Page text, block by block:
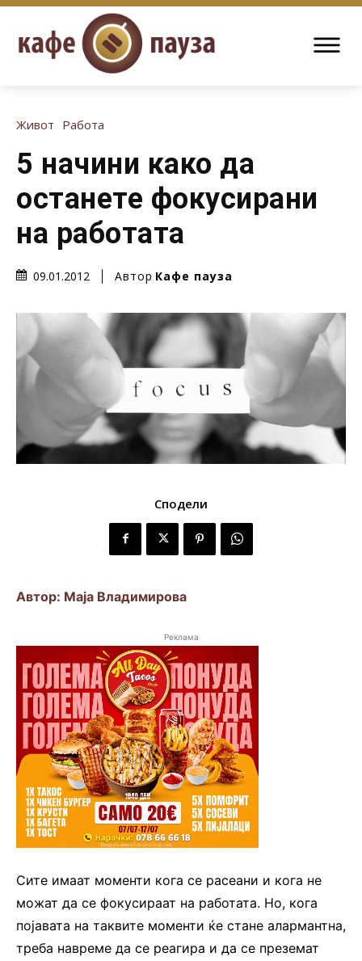
Живот Работа
5 начини како да
останете фокусирани
на работата
09.01.2012 Автор Кафе пауза
Сподели
Автор: Маја Владимирова
Реклама
Сите имаат моменти кога се расеани и кога не
можат да се фокусираат на работата. Но, кога
појавата на таквите моменти ќе стане алармантна,
треба навреме да се реагира и да се преземат